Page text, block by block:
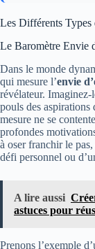
Les Différents Types
Le Baromètre Envie
Dans le monde
qui mesure l’envie
révélateur.
pouls des aspirations
mesure ne se
profondes
à oser franchir le
défi personnel ou
A lire aussi
astuces pour
Prenons l’exemple